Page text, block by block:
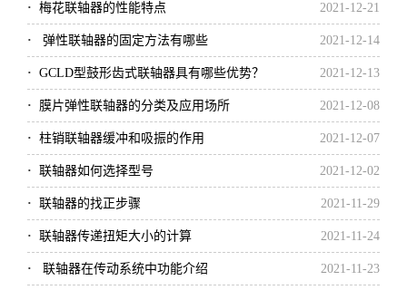
· 梅花联轴器的性能特点 2021-12-21
· 弹性联轴器的固定方法有哪些 2021-12-14
· GCLD型鼓形齿式联轴器具有哪些优势？ 2021-12-13
· 膜片弹性联轴器的分类及应用场所 2021-12-08
· 柱销联轴器缓冲和吸振的作用 2021-12-07
· 联轴器如何选择型号 2021-12-02
· 联轴器的找正步骤 2021-11-29
· 联轴器传递扭矩大小的计算 2021-11-24
· 联轴器在传动系统中功能介绍 2021-11-23